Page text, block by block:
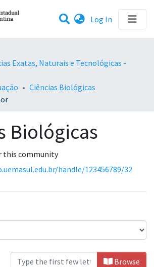
Log In (current)
Exatas, Naturais e Tecnológicas -
Ciências Biológicas
Biológicas
this community
handle/123456789/32
Biológicas byBrowse